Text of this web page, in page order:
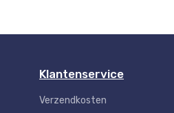
Klantenservice
Verzendkosten